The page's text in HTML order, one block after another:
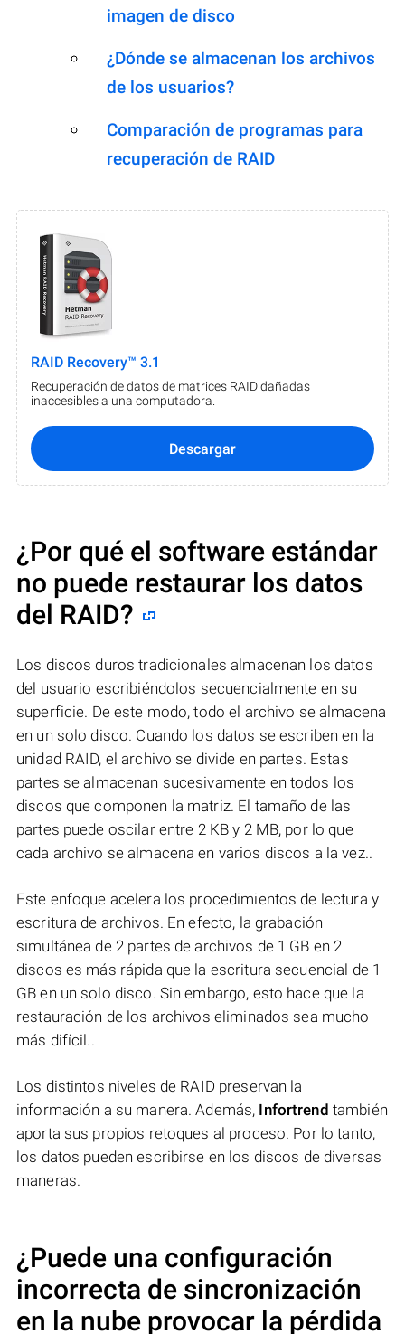
imagen de disco
¿Dónde se almacenan los archivos
de los usuarios?
Comparación de programas para
recuperación de RAID
RAID Recovery™ 3.1
Recuperación de datos de matrices RAID dañadas
inaccesibles a una computadora.
Descargar
¿Por qué el software estándar
no puede restaurar los datos
del RAID?
Los discos duros tradicionales almacenan los datos
del usuario escribiéndolos secuencialmente en su
superficie. De este modo, todo el archivo se almacena
en un solo disco. Cuando los datos se escriben en la
unidad RAID, el archivo se divide en partes. Estas
partes se almacenan sucesivamente en todos los
discos que componen la matriz. El tamaño de las
partes puede oscilar entre 2 KB y 2 MB, por lo que
cada archivo se almacena en varios discos a la vez..
Este enfoque acelera los procedimientos de lectura y
escritura de archivos. En efecto, la grabación
simultánea de 2 partes de archivos de 1 GB en 2
discos es más rápida que la escritura secuencial de 1
GB en un solo disco. Sin embargo, esto hace que la
restauración de los archivos eliminados sea mucho
más difícil..
Los distintos niveles de RAID preservan la
información a su manera. Además, Infortrend también
aporta sus propios retoques al proceso. Por lo tanto,
los datos pueden escribirse en los discos de diversas
maneras.
¿Puede una configuración
incorrecta de sincronización
en la nube provocar la pérdida